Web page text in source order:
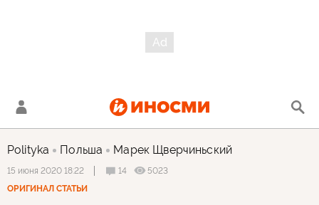
Polityka Польша Марек Щверчиньский
15 июня 2020 18:22 14
5023
ОРИГИНАЛ СТАТЬИ